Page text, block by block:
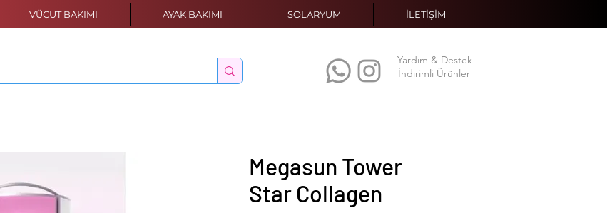
VÜCUT BAKIMI AYAK BAKIMI SOLARYUM İLETİŞİM
Yardım & Destek
İndirimli Ürünler
Megasun Tower
Star Collagen